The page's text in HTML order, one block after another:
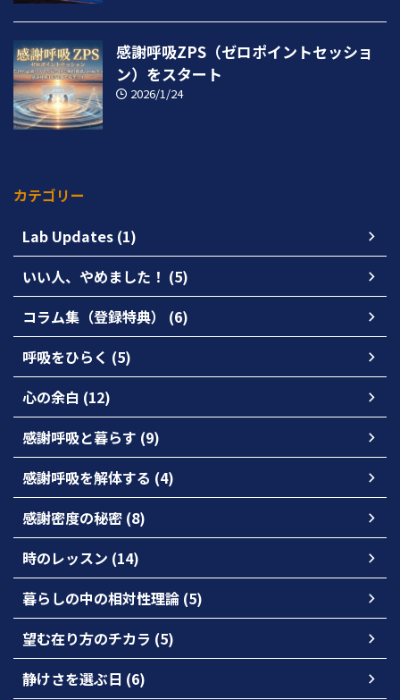
感謝呼吸ZPS（ゼロポイントセッショ
ン）をスタート
2026/1/24
カテゴリー
Lab Updates (1)
いい人、やめました！ (5)
コラム集（登録特典） (6)
呼吸をひらく (5)
心の余白 (12)
感謝呼吸と暮らす (9)
感謝呼吸を解体する (4)
感謝密度の秘密 (8)
時のレッスン (14)
暮らしの中の相対性理論 (5)
望む在り方のチカラ (5)
静けさを選ぶ日 (6)